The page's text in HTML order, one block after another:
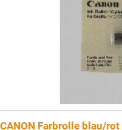
CANON Farbrolle blau/rot